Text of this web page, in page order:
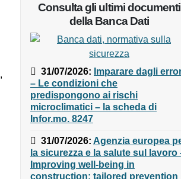
Consulta gli ultimi documenti
della Banca Dati
31/07/2026 :Imparare dagli
errori – Le condizioni che
predispongono ai rischi
microclimatici – la scheda di
Infor.mo. 8247
31/07/2026:Agenzia europea
per la sicurezza e la salute sul
lavoro - Improving well-being in